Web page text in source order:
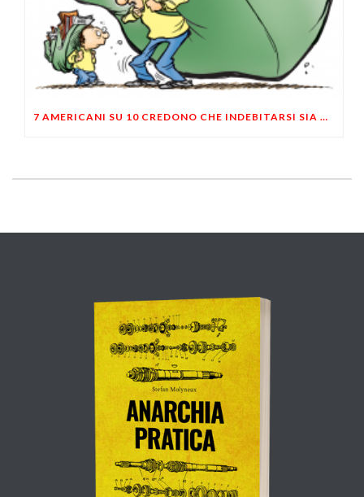
7 AMERICANI SU 10 CREDONO CHE INDEBITARSI SIA NECESSARIO PER VIVERE